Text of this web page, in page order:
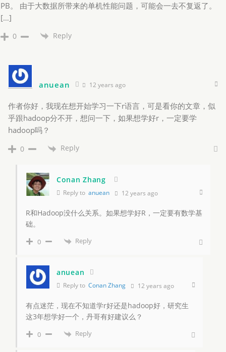
PB。 由于大数据所带来的单机性能问题，可能会一去不复返了。
[…]
0 Reply
anuean 12 years ago
作者你好，我现在想开始学习一下r语言，可是看你的文章，似
乎跟hadoop分不开，想问一下，如果想学好r，一定要学
hadoop吗？
0 Reply
Conan Zhang
Reply to anuean 12 years ago
R和Hadoop没什么关系。如果想学好R，一定要有数学基
础。
0 Reply
anuean
Reply to Conan Zhang 12 years ago
有点迷茫，现在不知道学r好还是hadoop好，研究生
这3年想学好一个，丹哥有好建议么？
0 Reply